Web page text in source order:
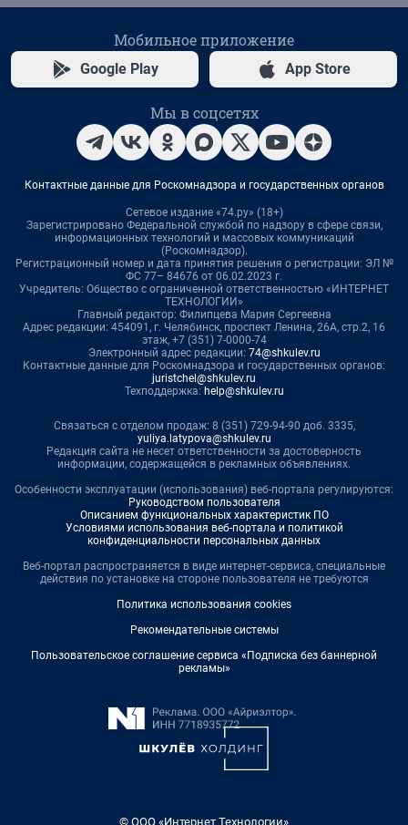
Мобильное приложение
Google Play App Store
Мы в соцсетях
Контактные данные для Роскомнадзора и государственных органов
Сетевое издание «74.ру» (18+)
Зарегистрировано Федеральной службой по надзору в сфере связи,
информационных технологий и массовых коммуникаций
(Роскомнадзор).
Регистрационный номер и дата принятия решения о регистрации: ЭЛ №
ФС 77– 84676 от 06.02.2023 г.
Учредитель: Общество с ограниченной ответственностью «ИНТЕРНЕТ
ТЕХНОЛОГИИ»
Главный редактор: Филипцева Мария Сергеевна
Адрес редакции: 454091, г. Челябинск, проспект Ленина, 26А, стр.2, 16
этаж, +7 (351) 7-0000-74
Электронный адрес редакции: 74@shkulev.ru
Контактные данные для Роскомнадзора и государственных органов:
juristchel@shkulev.ru
Техподдержка: help@shkulev.ru
Связаться с отделом продаж: 8 (351) 729-94-90 доб. 3335,
yuliya.latypova@shkulev.ru
Редакция сайта не несет ответственности за достоверность
информации, содержащейся в рекламных объявлениях.
Особенности эксплуатации (использования) веб-портала регулируются:
Руководством пользователя
Описанием функциональных характеристик ПО
Условиями использования веб-портала и политикой
конфиденциальности персональных данных
Веб-портал распространяется в виде интернет-сервиса, специальные
действия по установке на стороне пользователя не требуются
Политика использования cookies
Рекомендательные системы
Пользовательское соглашение сервиса «Подписка без баннерной
рекламы»
© ООО «Интернет Технологии»